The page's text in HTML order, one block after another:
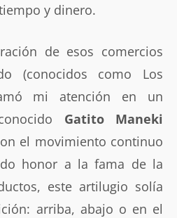
y dinero.
de esos comercios
(conocidos como Los
mi atención en un
Gatito Maneki
el movimiento continuo
honor a la fama de la
este artilugio solía
arriba, abajo o en el